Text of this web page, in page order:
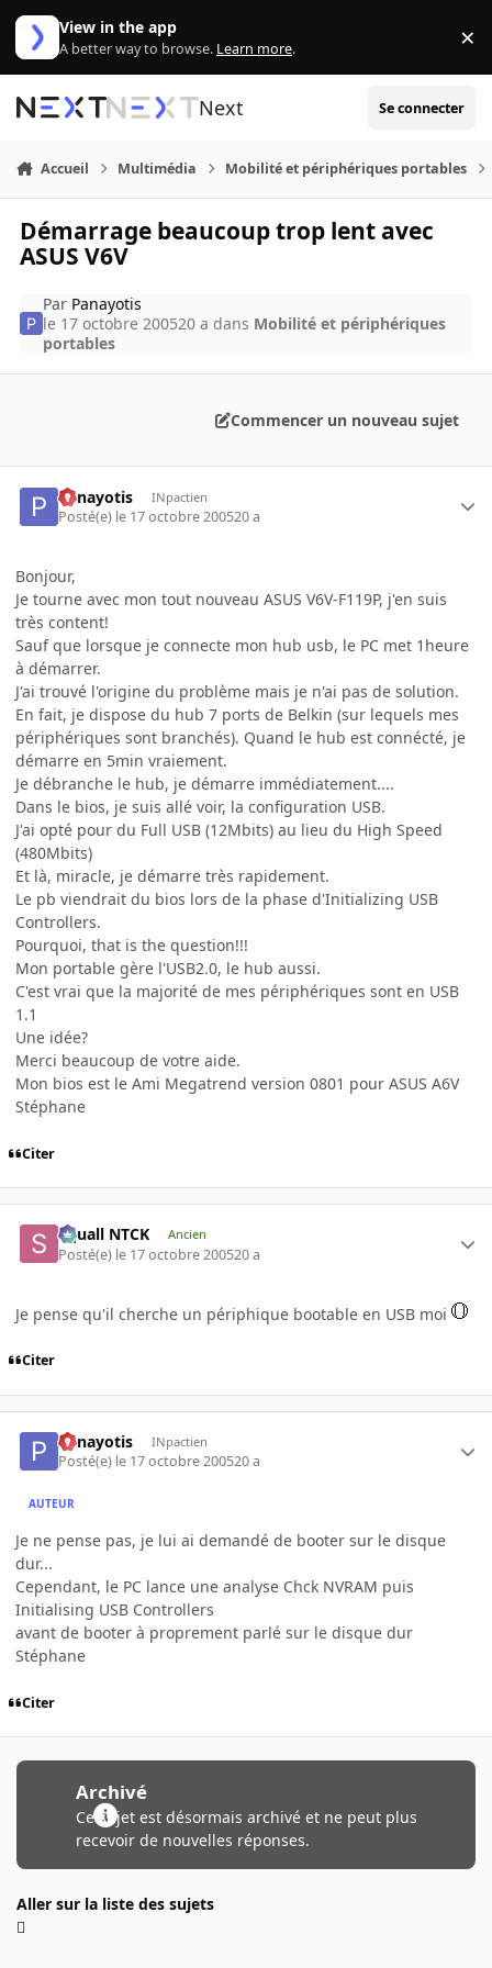
Aller au contenu
View in the app
A better way to browse. Learn more. ×
Next Se connecter
Accueil Multimédia Mobilité et périphériques portables
Démarrage beaucoup trop lent avec
ASUS V6V
Par Panayotis
le 17 octobre 200520 a dans Mobilité et périphériques
portables
Commencer un nouveau sujet
Panayotis INpactien
Posté(e) le 17 octobre 200520 a
Bonjour,
Je tourne avec mon tout nouveau ASUS V6V-F119P, j'en suis
très content!
Sauf que lorsque je connecte mon hub usb, le PC met 1heure
à démarrer.
J'ai trouvé l'origine du problème mais je n'ai pas de solution.
En fait, je dispose du hub 7 ports de Belkin (sur lequels mes
périphériques sont branchés). Quand le hub est connécté, je
démarre en 5min vraiement.
Je débranche le hub, je démarre immédiatement....
Dans le bios, je suis allé voir, la configuration USB.
J'ai opté pour du Full USB (12Mbits) au lieu du High Speed
(480Mbits)
Et là, miracle, je démarre très rapidement.
Le pb viendrait du bios lors de la phase d'Initializing USB
Controllers.
Pourquoi, that is the question!!!
Mon portable gère l'USB2.0, le hub aussi.
C'est vrai que la majorité de mes périphériques sont en USB
1.1
Une idée?
Merci beaucoup de votre aide.
Mon bios est le Ami Megatrend version 0801 pour ASUS A6V
Stéphane
Citer
Squall NTCK Ancien
Posté(e) le 17 octobre 200520 a
Je pense qu'il cherche un périphique bootable en USB moi
Citer
Panayotis INpactien
Posté(e) le 17 octobre 200520 a
AUTEUR
Je ne pense pas, je lui ai demandé de booter sur le disque
dur...
Cependant, le PC lance une analyse Chck NVRAM puis
Initialising USB Controllers
avant de booter à proprement parlé sur le disque dur
Stéphane
Citer
Archivé
Ce sujet est désormais archivé et ne peut plus
recevoir de nouvelles réponses.
Aller sur la liste des sujets